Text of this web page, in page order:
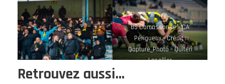
US Carcassonne – CA
Périgueux – Crédit :
Qapture_Photo – Quiteri
Lesellier
Retrouvez aussi…